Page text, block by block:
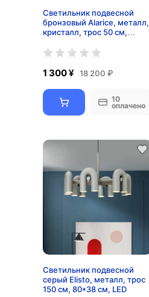
Светильник подвесной
бронзовый Alarice, металл,
кристалл, трос 50 см,
1 300 ¥ 18 200 ₽
10
оплачено
Светильник подвесной
серый Elisto, металл, трос
150 см, 80*38 см, LED